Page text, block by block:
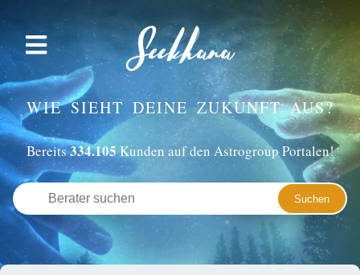
WIE SIEHT DEINE ZUKUNFT AUS?
Bereits334.105Kunden auf den Astrogroup Portalen!